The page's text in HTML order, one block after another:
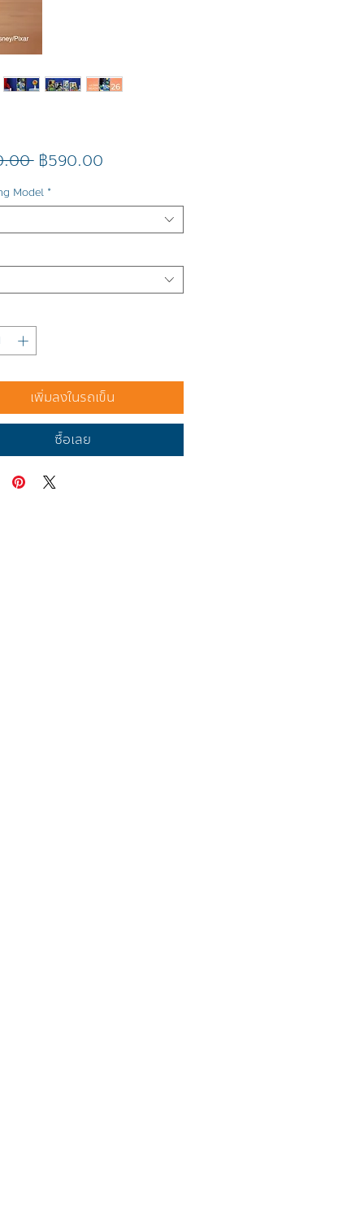
ราคา
฿590.00ราคา
Model *
เพิ่มลงในรถเข็น
ซื้อเลย